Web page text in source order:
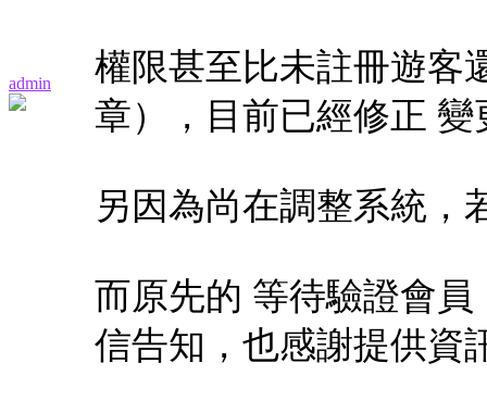
admin
權限甚至比未註冊遊客
章），目前已經修正
另因為尚在調整系統，
而原先的 等待驗證會
信告知，也感謝提供資